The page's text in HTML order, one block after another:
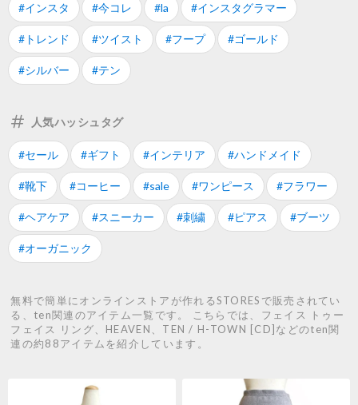
#インスタ #今コレ #la #インスタグラマー
#トレンド #ツイスト #フープ #ゴールド
#シルバー #テン
人気ハッシュタグ
#セール #ギフト #インテリア #ハンドメイド
#靴下 #コーヒー #sale #ワンピース #フラワー
#ヘアケア #スニーカー #刺繍 #ピアス #ブーツ
#オーガニック
無料で簡単にオンラインストアが作れるSTORESで販売されてい
る、ten関連のアイテム一覧です。 こちらでは、フェイス トゥー
フェイス リング、HEAVEN、TEN / H-TOWN [CD]などのten関
連の約88アイテムを紹介しています。